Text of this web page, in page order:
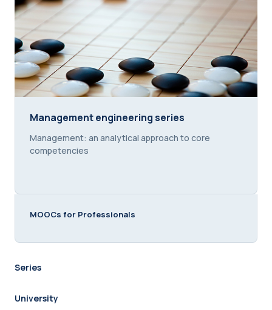
Management engineering series
Management engineering series
Course summary text:
Management: an analytical approach to core
competencies
MOOCs for Professionals
Series
University